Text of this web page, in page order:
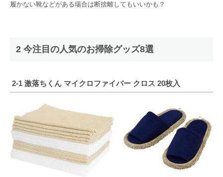
履かない靴などがある場合は断捨離してもいいかも？
2 今注目の人気のお掃除グッズ8選
2-1 激落ちくん マイクロファイバー クロス 20枚入